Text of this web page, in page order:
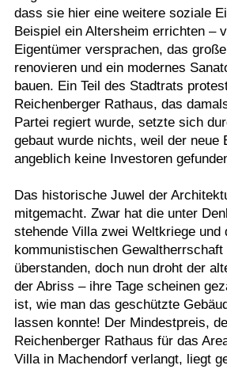
dass sie hier eine weitere soziale
Beispiel ein Altersheim errichten –
Eigentümer versprachen, das
renovieren und ein modernes
bauen. Ein Teil des Stadtrats
Reichenberger Rathaus, das
Partei regiert wurde, setzte sich
gebaut wurde nichts, weil der neue
angeblich keine Investoren
Das historische Juwel der
mitgemacht. Zwar hat die unter
stehende Villa zwei Weltkriege und
kommunistischen Gewaltherrschaft
überstanden, doch nun droht der
der Abriss – ihre Tage scheinen
ist, wie man das geschützte
lassen konnte! Der Mindestpreis,
Reichenberger Rathaus für das
Villa in Machendorf verlangt, liegt